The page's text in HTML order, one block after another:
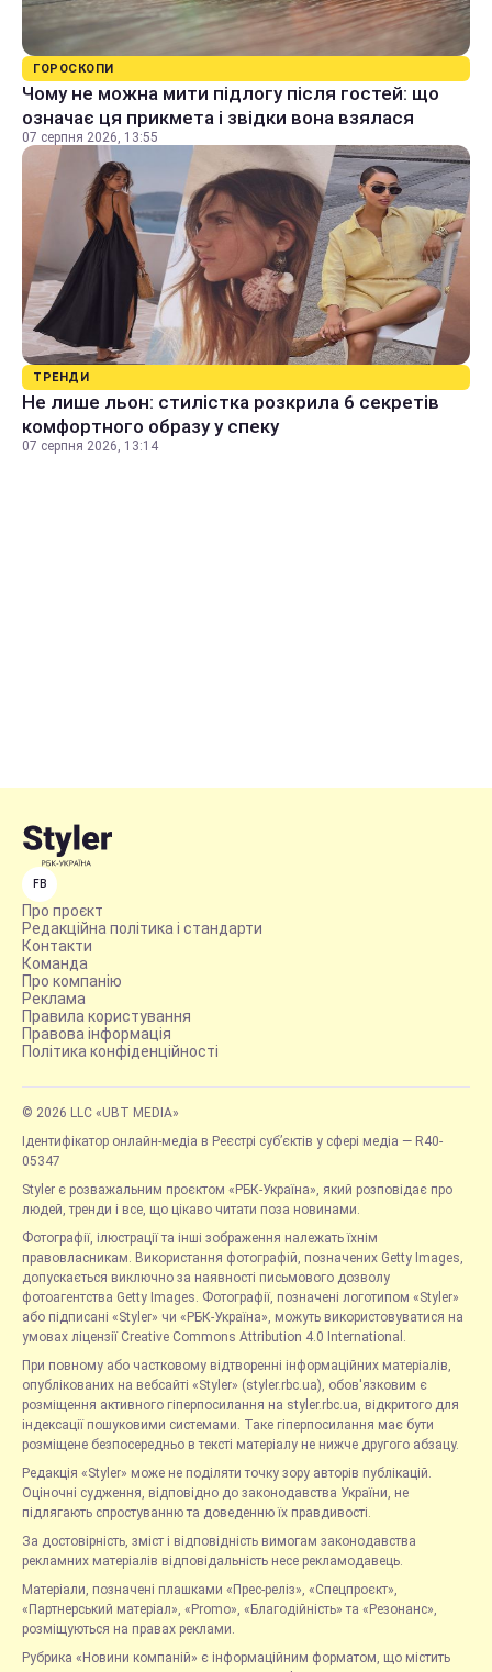
ГОРОСКОПИ
Чому не можна мити підлогу після гостей: що
означає ця прикмета і звідки вона взялася
07 серпня 2026, 13:55
ТРЕНДИ
Не лише льон: стилістка розкрила 6 секретів
комфортного образу у спеку
07 серпня 2026, 13:14
FB
Про проєкт
Редакційна політика і стандарти
Контакти
Команда
Про компанію
Реклама
Правила користування
Правова інформація
Політика конфіденційності
© 2026 LLC «UBT MEDIA»
Ідентифікатор онлайн-медіа в Реєстрі суб’єктів у сфері медіа — R40-
05347
Styler є розважальним проєктом «РБК-Україна», який розповідає про
людей, тренди і все, що цікаво читати поза новинами.
Фотографії, ілюстрації та інші зображення належать їхнім
правовласникам. Використання фотографій, позначених Getty Images,
допускається виключно за наявності письмового дозволу
фотоагентства Getty Images. Фотографії, позначені логотипом «Styler»
або підписані «Styler» чи «РБК-Україна», можуть використовуватися на
умовах ліцензії Creative Commons Attribution 4.0 International.
При повному або частковому відтворенні інформаційних матеріалів,
опублікованих на вебсайті «Styler» (styler.rbc.ua), обов'язковим є
розміщення активного гіперпосилання на styler.rbc.ua, відкритого для
індексації пошуковими системами. Таке гіперпосилання має бути
розміщене безпосередньо в тексті матеріалу не нижче другого абзацу.
Редакція «Styler» може не поділяти точку зору авторів публікацій.
Оціночні судження, відповідно до законодавства України, не
підлягають спростуванню та доведенню їх правдивості.
За достовірність, зміст і відповідність вимогам законодавства
рекламних матеріалів відповідальність несе рекламодавець.
Матеріали, позначені плашками «Прес-реліз», «Спецпроєкт»,
«Партнерський матеріал», «Promo», «Благодійність» та «Резонанс»,
розміщуються на правах реклами.
Рубрика «Новини компаній» є інформаційним форматом, що містить